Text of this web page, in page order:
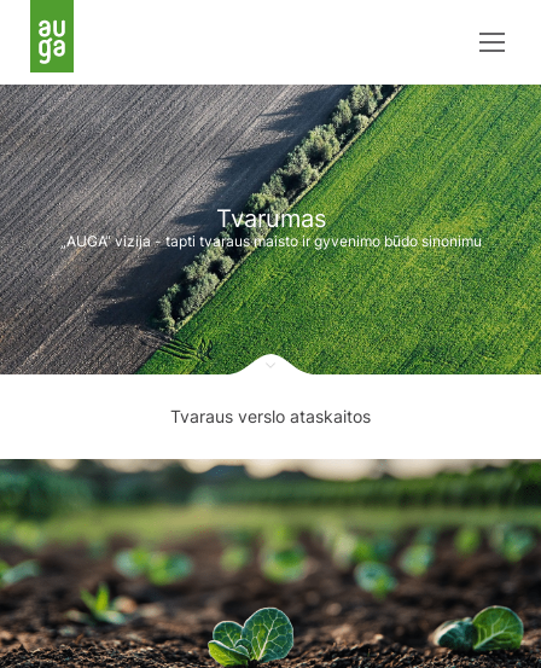
Tvarumas
„AUGA“ vizija - tapti tvaraus maisto ir gyvenimo būdo sinonimu
Tvaraus verslo ataskaitos